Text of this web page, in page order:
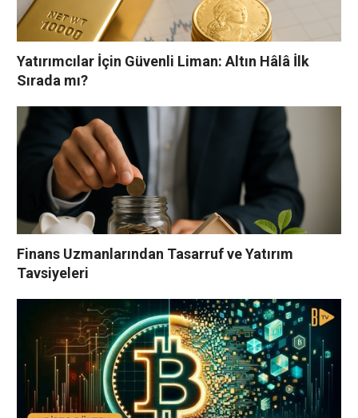
Yatırımcılar İçin Güvenli Liman: Altın Hâlâ İlk
Sırada mı?
Finans Uzmanlarından Tasarruf ve Yatırım
Tavsiyeleri